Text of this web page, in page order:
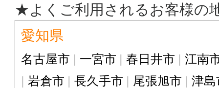
★よくご利用されるお客様の
愛知県
名古屋市 一宮市 春日井市
江南
岩倉市
長久手市 尾張旭市 津島